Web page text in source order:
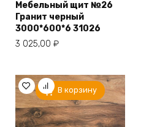
Мебельный щит №26
Гранит черный
3000*600*6 31026
3 025,00 ₽
В корзину